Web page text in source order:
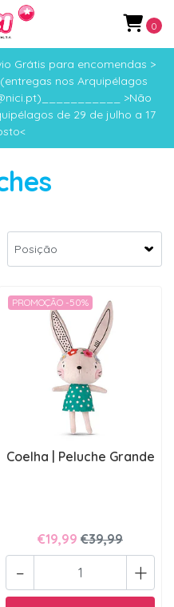
Grátis para encomendas >
nos Arquipélagos
>Não
de 29 de julho a 17
0
PROMOÇÃO -50%
Coelha | Peluche Grande
€19,99 €39,99
+
-